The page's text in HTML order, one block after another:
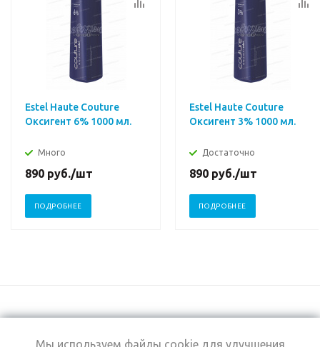
Estel Haute Couture
Оксигент 6% 1000 мл.
Много
890 руб./шт
ПОДРОБНЕЕ
Estel Haute Couture
Оксигент 3% 1000 мл.
Достаточно
890 руб./шт
ПОДРОБНЕЕ
Мы используем файлы cookie для улучшения